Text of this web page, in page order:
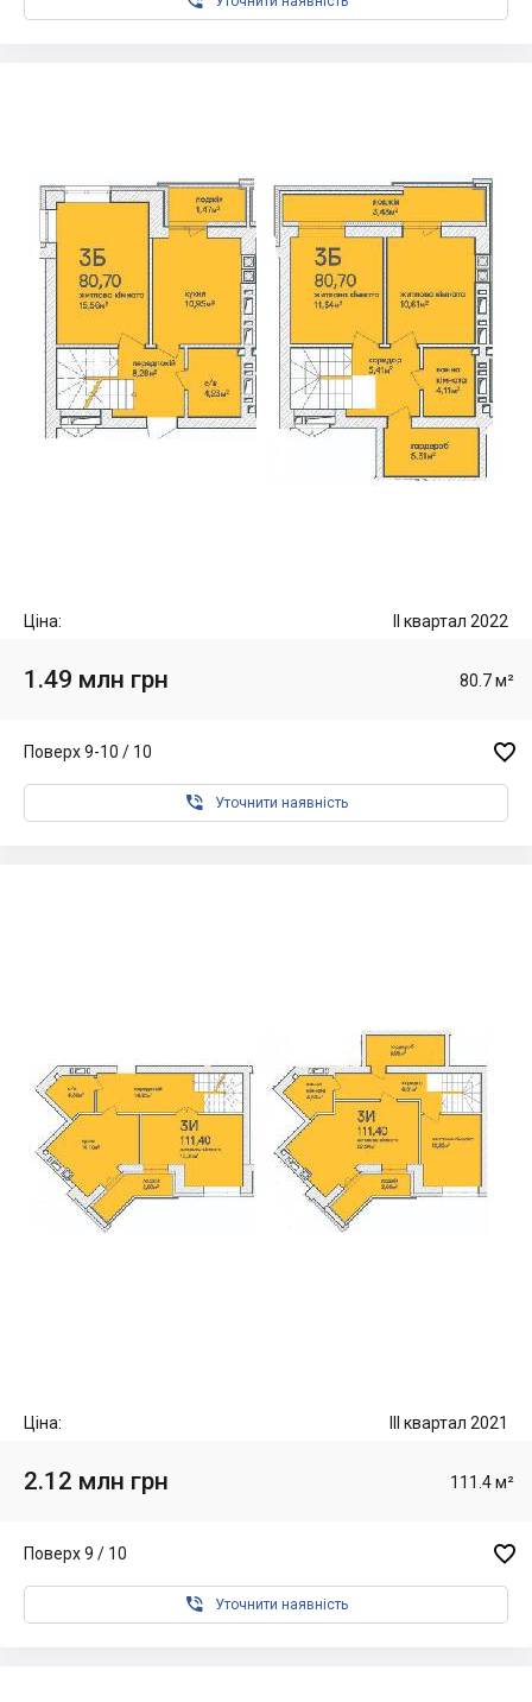
Ціна: II квартал 2022
1.49 млн грн 80.7 м²
Поверх 9-10 / 10 
 Уточнити наявність
Ціна: III квартал 2021
2.12 млн грн 111.4 м²
Поверх 9 / 10 
 Уточнити наявність